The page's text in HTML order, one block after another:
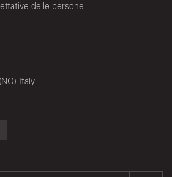
delle persone.
Italy